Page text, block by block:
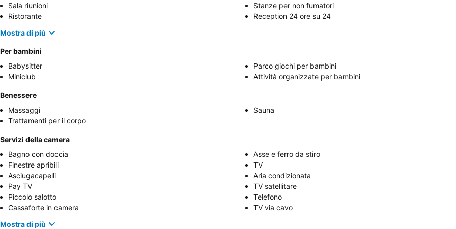
Sala riunioni
Stanze per non fumatori
Ristorante
Reception 24 ore su 24
Mostra di più
Per bambini
Babysitter
Parco giochi per bambini
Miniclub
Attività organizzate per bambini
Benessere
Massaggi
Sauna
Trattamenti per il corpo
Servizi della camera
Bagno con doccia
Asse e ferro da stiro
Finestre apribili
TV
Asciugacapelli
Aria condizionata
Pay TV
TV satellitare
Piccolo salotto
Telefono
Cassaforte in camera
TV via cavo
Mostra di più